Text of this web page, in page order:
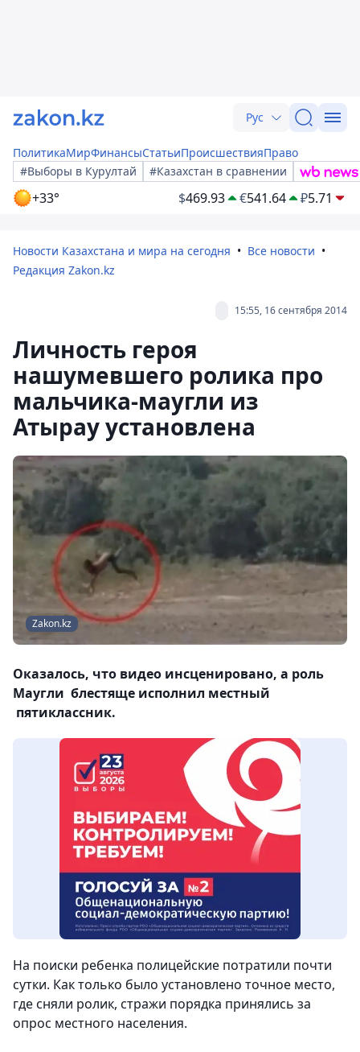
Рус
ПолитикаМирФинансыСтатьиПроисшествияПраво
#Выборы в Курултай
#Казахстан в сравнении
+33° $469.93 €541.64 ₽5.71
Новости Казахстана и мира на сегодня
Все новости
Редакция Zakon.kz
15:55, 16 сентября 2014
Личность героя
нашумевшего ролика про
мальчика-маугли из
Атырау установлена
Zakon.kz
Оказалось, что видео инсценировано, а роль
Маугли блестяще исполнил местный
пятиклассник.
На поиски ребенка полицейские потратили почти
сутки. Как только было установлено точное место,
где сняли ролик, стражи порядка принялись за
опрос местного населения.